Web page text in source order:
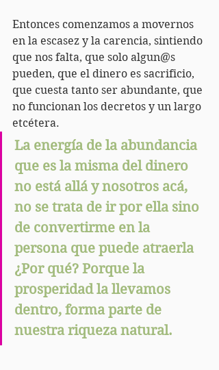
Entonces comenzamos a movernos
en la escasez y la carencia, sintiendo
que nos falta, que solo algun@s
pueden, que el dinero es sacrificio,
que cuesta tanto ser abundante, que
no funcionan los decretos y un largo
etcétera.
La energía de la abundancia
que es la misma del dinero
no está allá y nosotros acá,
no se trata de ir por ella sino
de convertirme en la
persona que puede atraerla
¿Por qué? Porque la
prosperidad la llevamos
dentro, forma parte de
nuestra riqueza natural.